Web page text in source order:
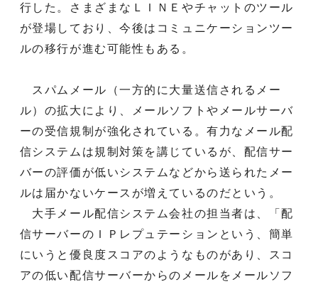
行した。さまざまなＬＩＮＥやチャットのツール
が登場しており、今後はコミュニケーションツー
ルの移行が進む可能性もある。
スパムメール（一方的に大量送信されるメー
ル）の拡大により、メールソフトやメールサーバ
ーの受信規制が強化されている。有力なメール配
信システムは規制対策を講じているが、配信サー
バーの評価が低いシステムなどから送られたメー
ルは届かないケースが増えているのだという。
大手メール配信システム会社の担当者は、「配
信サーバーのＩＰレプュテーションという、簡単
にいうと優良度スコアのようなものがあり、スコ
アの低い配信サーバーからのメールをメールソフ